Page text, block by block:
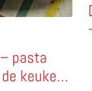
pasta
keuken